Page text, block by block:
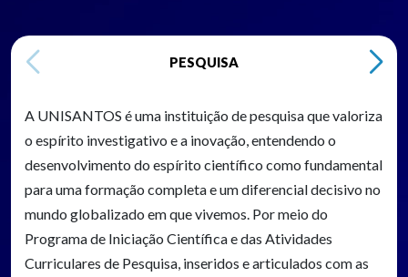
PESQUISA
A UNISANTOS é uma instituição de pesquisa que valoriza
o espírito investigativo e a inovação, entendendo o
desenvolvimento do espírito científico como fundamental
para uma formação completa e um diferencial decisivo no
mundo globalizado em que vivemos. Por meio do
Programa de Iniciação Científica e das Atividades
Curriculares de Pesquisa, inseridos e articulados com as